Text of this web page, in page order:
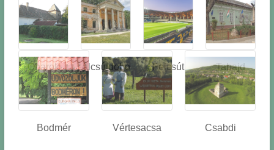
Óbarok
Alcsútdobo
z
Felcsút Tabajd
Bodmér Vértesacsa Csabdi